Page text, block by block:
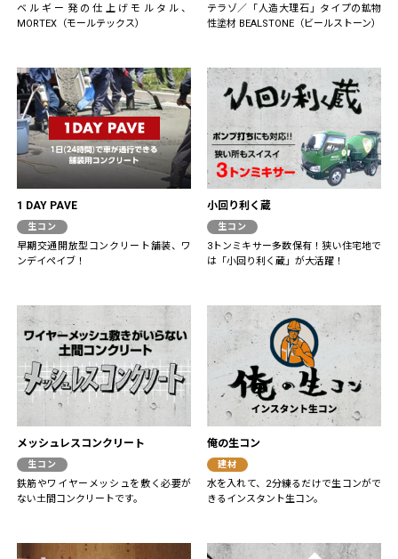
ベルギー発の仕上げモルタル、
MORTEX（モールテックス）
テラゾ／「人造大理石」タイプの鉱物
性塗材 BEALSTONE（ビールストーン）
1 DAY PAVE
生コン
早期交通開放型コンクリート舗装、ワ
ンデイペイブ！
小回り利く蔵
生コン
3トンミキサー多数保有！狭い住宅地で
は「小回り利く蔵」が大活躍！
メッシュレスコンクリート
生コン
鉄筋やワイヤーメッシュを敷く必要が
ない土間コンクリートです。
俺の生コン
建材
水を入れて、2分練るだけで生コンがで
きるインスタント生コン。